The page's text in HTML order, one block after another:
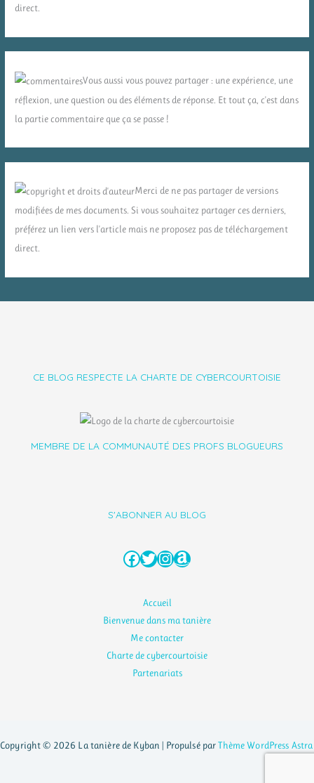
direct.
Vous aussi vous pouvez partager : une expérience, une
réflexion, une question ou des éléments de réponse. Et tout ça, c'est dans
la partie commentaire que ça se passe !
Merci de ne pas partager de versions
modifiées de mes documents. Si vous souhaitez partager ces derniers,
préférez un lien vers l'article mais ne proposez pas de téléchargement
direct.
CE BLOG RESPECTE LA CHARTE DE CYBERCOURTOISIE
MEMBRE DE LA COMMUNAUTÉ DES PROFS BLOGUEURS
S'ABONNER AU BLOG
Facebook
Twitter
Instagram
Amazon
Accueil
Bienvenue dans ma tanière
Me contacter
Charte de cybercourtoisie
Partenariats
Copyright © 2026 La tanière de Kyban | Propulsé parThème WordPress Astra